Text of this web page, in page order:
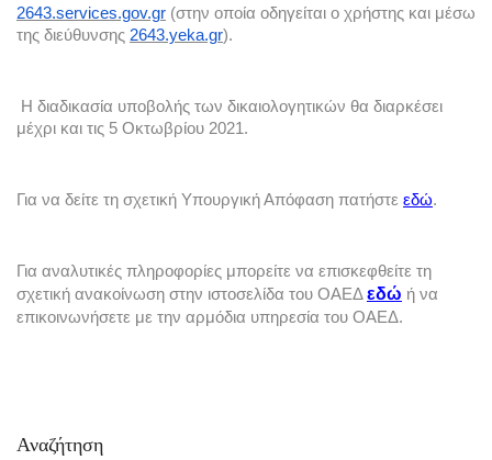
2643.services.gov.gr (στην οποία οδηγείται ο χρήστης και μέσω
της διεύθυνσης 2643.yeka.gr).
Η διαδικασία υποβολής των δικαιολογητικών θα διαρκέσει
μέχρι και τις 5 Οκτωβρίου 2021.
Για να δείτε τη σχετική Υπουργική Απόφαση πατήστε εδώ.
Για αναλυτικές πληροφορίες μπορείτε να επισκεφθείτε τη
σχετική ανακοίνωση στην ιστοσελίδα του ΟΑΕΔ εδώ ή να
επικοινωνήσετε με την αρμόδια υπηρεσία του ΟΑΕΔ.
Αναζήτηση